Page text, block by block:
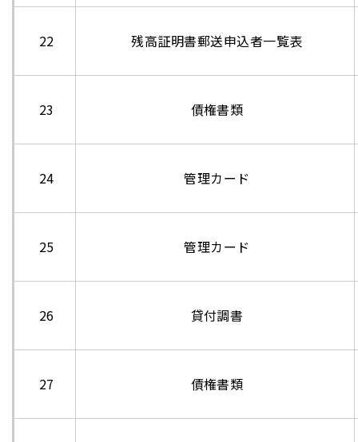
22 残高証明書郵送申込者一覧表
23 債権書類
24 管理カード
25 管理カード
26 貸付調書
27 債権書類